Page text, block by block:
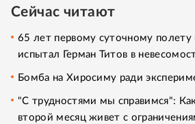
Сейчас читают
65 лет первому суточному полету
испытал Герман Титов в
Бомба на Хиросиму ради
"С трудностями мы справимся":
второй месяц живет с